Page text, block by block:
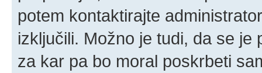
potem kontaktirajte
izključili. Možno je tudi, da se
za kar pa bo moral poskrbeti